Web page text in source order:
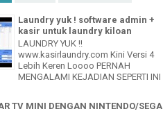
Laundry yuk ! software admin +
kasir untuk laundry kiloan
LAUNDRY YUK !!
www.kasirlaundry.com Kini Versi 4
Lebih Keren Loooo PERNAH
MENGALAMI KEJADIAN SEPERTI INI
TV MINI DENGAN NINTENDO/SEGA